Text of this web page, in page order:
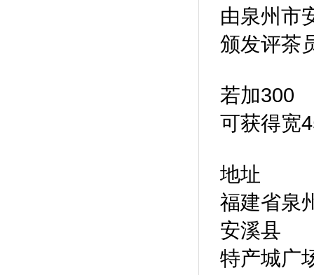
由泉州市
颁发评茶
若加300
可获得宽
地址
福建省泉
安溪县
特产城广